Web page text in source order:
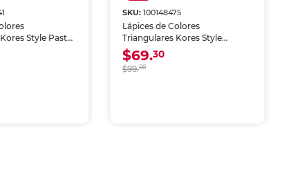
Style Pastel
SKU: 100148475
Lápices de Colores
Triangulares Kores Style
Metallic 12 piezas
$69.30
$99.00